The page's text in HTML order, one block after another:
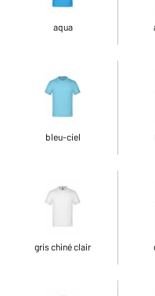
aqua
bleu-ciel
gris chiné clair